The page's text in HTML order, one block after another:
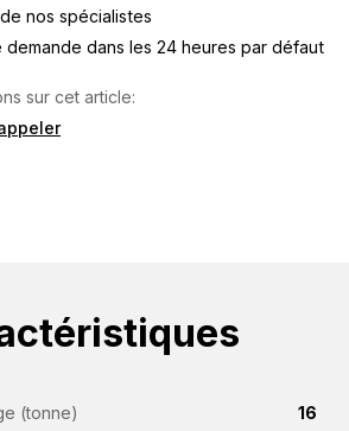
nos spécialistes
demande dans les 24 heures par défaut
sur cet article:
(tonne) 16